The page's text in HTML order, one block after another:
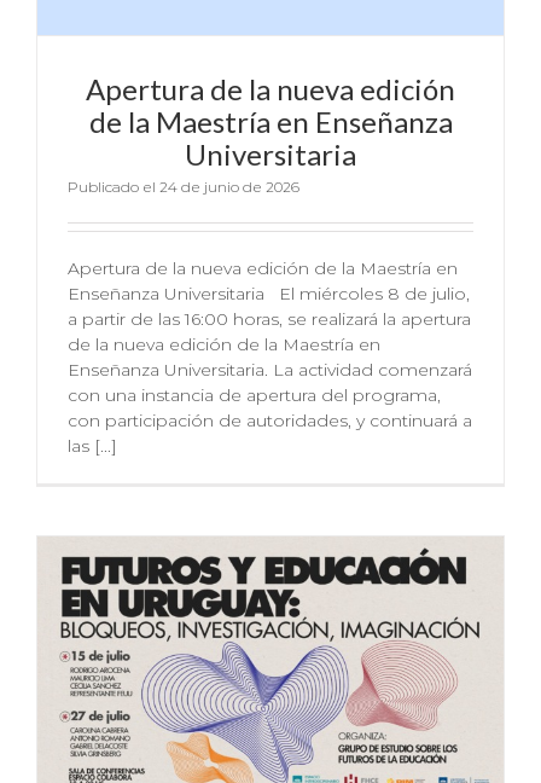
Apertura de la nueva edición
de la Maestría en Enseñanza
Universitaria
Publicado el 24 de junio de 2026
Apertura de la nueva edición de la Maestría en
Enseñanza Universitaria El miércoles 8 de julio,
a partir de las 16:00 horas, se realizará la apertura
de la nueva edición de la Maestría en
Enseñanza Universitaria. La actividad comenzará
con una instancia de apertura del programa,
con participación de autoridades, y continuará a
las [...]